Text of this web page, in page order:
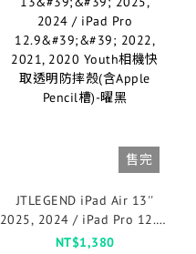
售完
JTLEGEND iPad Air 13''
2025, 2024 / iPad Pro 12.9''
2022, 2021, 2020 Youth相
NT$1,380